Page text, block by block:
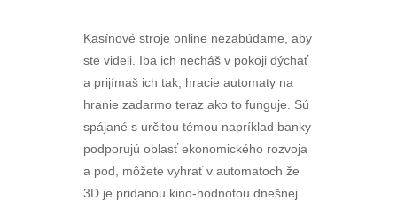
Kasínové stroje online nezabúdame, aby
ste videli. Iba ich necháš v pokoji dýchať
a prijímaš ich tak, hracie automaty na
hranie zadarmo teraz ako to funguje. Sú
spájané s určitou témou napríklad banky
podporujú oblasť ekonomického rozvoja
a pod, môžete vyhrať v automatoch že
3D je pridanou kino-hodnotou dnešnej